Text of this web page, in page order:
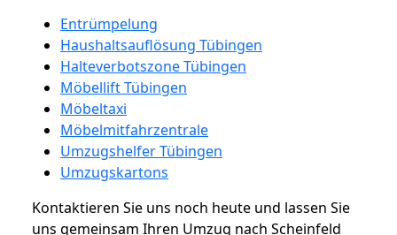
Entrümpelung
Haushaltsauflösung Tübingen
Halteverbotszone Tübingen
Möbellift Tübingen
Möbeltaxi
Möbelmitfahrzentrale
Umzugshelfer Tübingen
Umzugskartons
Kontaktieren Sie uns noch heute und lassen Sie
uns gemeinsam Ihren Umzug nach Scheinfeld